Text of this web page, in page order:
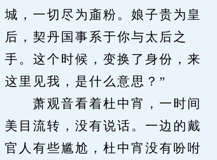
城，一切尽为齑粉。娘子贵为皇
后，契丹国事系于你与太后之
手。这个时候，变换了身份，来
这里见我，是什么意思？”
萧观音看着杜中宵，一时间
美目流转，没有说话。一边的戴
官人有些尴尬，杜中宵没有吩咐